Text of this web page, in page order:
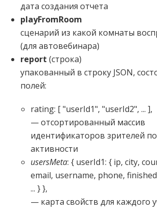
дата создания отчета
playFromRoom
сценарий из какой комнаты
(для автовебинара)
report (строка)
упакованный в строку JSON,
полей:
rating: [ "userId1", "userId2", ... ],
— отсортированный массив
идентификаторов зрителей
активности
usersMeta: { userId1: { ip, city,
email, username, phone,
... } },
— карта свойств для каждого